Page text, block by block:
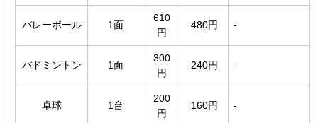
バレーボール 1面
610
円
480円 -
バドミントン 1面
300
円
240円 -
卓球 1台
200
円
160円 -